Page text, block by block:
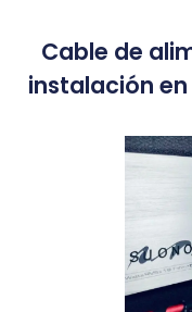
Cable de
instalación